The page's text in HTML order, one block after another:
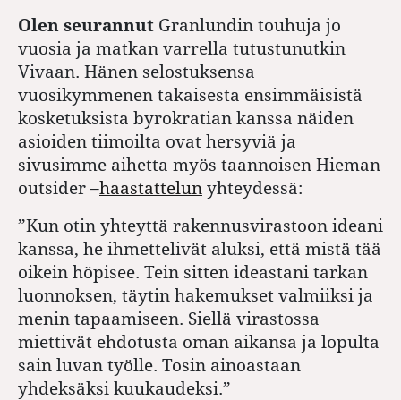
Olen seurannut Granlundin touhuja jo
vuosia ja matkan varrella tutustunutkin
Vivaan. Hänen selostuksensa
vuosikymmenen takaisesta ensimmäisistä
kosketuksista byrokratian kanssa näiden
asioiden tiimoilta ovat hersyviä ja
sivusimme aihetta myös taannoisen Hieman
outsider –haastattelun yhteydessä:
”Kun otin yhteyttä rakennusvirastoon ideani
kanssa, he ihmettelivät aluksi, että mistä tää
oikein höpisee. Tein sitten ideastani tarkan
luonnoksen, täytin hakemukset valmiiksi ja
menin tapaamiseen. Siellä virastossa
miettivät ehdotusta oman aikansa ja lopulta
sain luvan työlle. Tosin ainoastaan
yhdeksäksi kuukaudeksi.”